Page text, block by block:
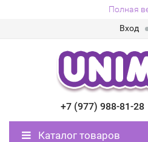
Полная
Вход
+7 (977) 988-81-28
Каталог товаров